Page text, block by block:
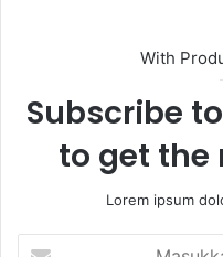
With
Subscribe
to get the
Lorem ipsum